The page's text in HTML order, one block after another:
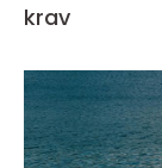
krav